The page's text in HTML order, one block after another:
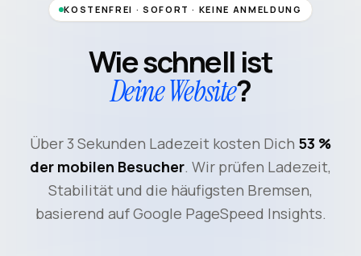
KOSTENFREI · SOFORT · KEINE ANMELDUNG
Wie schnell ist
Deine Website?
Über 3 Sekunden Ladezeit kosten Dich 53 %
der mobilen Besucher. Wir prüfen Ladezeit,
Stabilität und die häufigsten Bremsen,
basierend auf Google PageSpeed Insights.